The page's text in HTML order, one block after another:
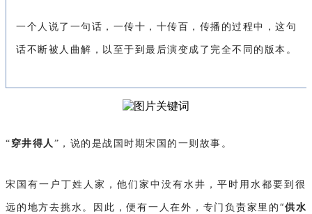
一个人说了一句话，一传十，十传百，传播的过程中，这句
话不断被人曲解，以至于到最后演变成了完全不同的版本。
“穿井得人 ”，说的是战国时期宋国的一则故事。
宋国有一户丁姓人家，他们家中没有水井，平时用水都要到很
远的地方去挑水。因此，便有一人在外，专门负责家里的“供水